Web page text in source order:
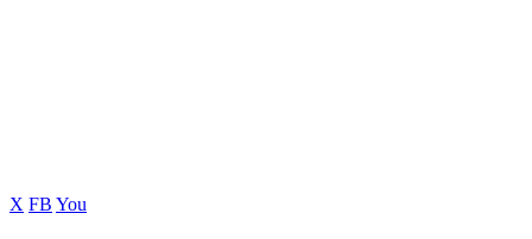
Х FB You